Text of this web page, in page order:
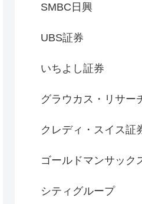
SMBC日興
UBS証券
いちよし証券
グラウカス・リサー
クレディ・スイス証
ゴールドマンサック
シティグループ